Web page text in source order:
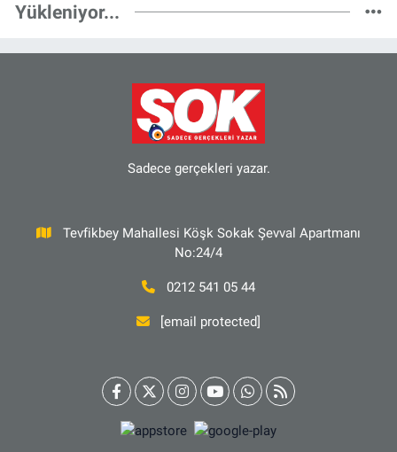
Yükleniyor...
Sadece gerçekleri yazar.
Tevfikbey Mahallesi Köşk Sokak Şevval Apartmanı
No:24/4
0212 541 05 44
[email protected]